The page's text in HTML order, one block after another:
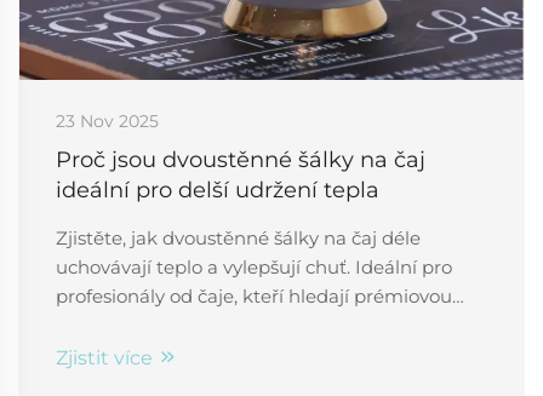
23 Nov 2025
Proč jsou dvoustěnné šálky na čaj
ideální pro delší udržení tepla
Zjistěte, jak dvoustěnné šálky na čaj déle
uchovávají teplo a vylepšují chuť. Ideální pro
profesionály od čaje, kteří hledají prémiovou
dnes.
Zjistit více